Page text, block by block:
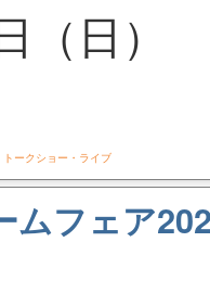
（日
トークショー・ライブ
ムフェア